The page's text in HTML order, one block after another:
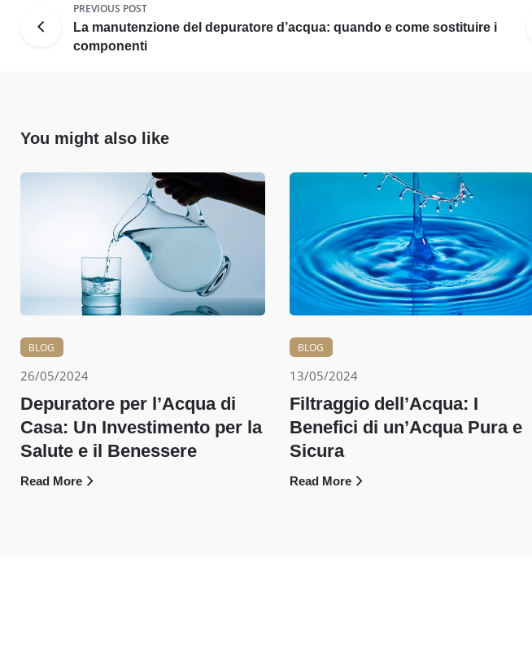
PREVIOUS POST
La manutenzione del depuratore d’acqua: quando e come sostituire i
componenti
You might also like
BLOG
26/05/2024
Depuratore per l’Acqua di
Casa: Un Investimento per la
Salute e il Benessere
Read More
BLOG
13/05/2024
Filtraggio dell’Acqua: I
Benefici di un’Acqua Pura e
Sicura
Read More